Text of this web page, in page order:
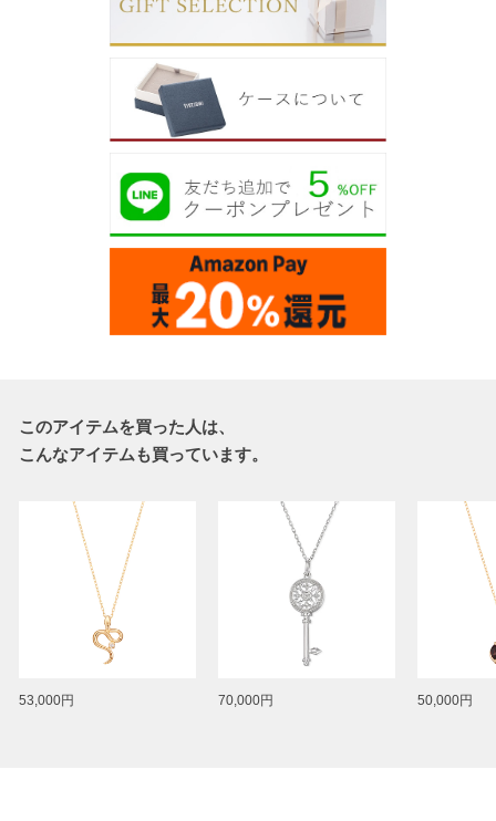
このアイテムを買った人は、
こんなアイテムも買っています。
53,000円 70,000円 50,000円